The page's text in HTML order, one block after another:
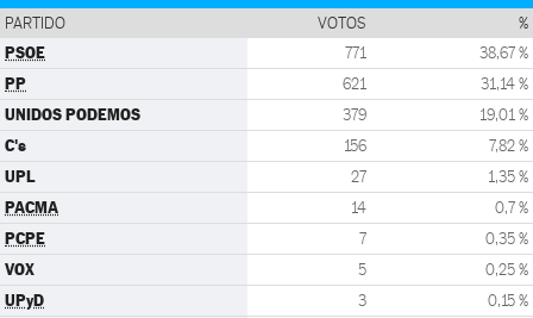
PARTIDO VOTOS %
PSOE 771 38,67 %
PP 621 31,14 %
UNIDOS PODEMOS 379 19,01 %
C's 156 7,82 %
UPL 27 1,35 %
PACMA 14 0,7 %
PCPE 7 0,35 %
VOX 5 0,25 %
UPyD 3 0,15 %